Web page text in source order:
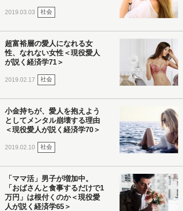
2019.03.03 社会
超富裕層の愛人になれる女
性、なれない女性＜現役愛人
が説く経済学71＞
2019.02.17 社会
小金持ちが、愛人を抱えよう
としてメンタル崩壊する理由
＜現役愛人が説く経済学70＞
2019.02.10 社会
「ママ活」男子が増加中。
「おばさんと食事するだけで1
万円」は根付くのか＜現役愛
人が説く経済学65＞